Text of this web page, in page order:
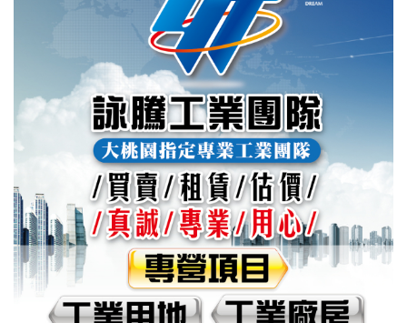
地上，容許使用項目和建蔽率/容積率受到更嚴格的控制和規範。住
宅區、商業區、工業區和公共設施等不同區域的規劃需要考慮到居
民的生活品質、交通流量、環境影響等諸多因素。因此，建築的高
度、密度和用途通常會根據區域的特性和城市的整體發展方向進行
調整和控制。都市計畫內外土地的使用項目和建蔽率/容積率的設定
旨在平衡城市發展的需求與土地資源的限制，並確保城市的可持續
性和居民的生活品質。本文將探討這些規定的具體細節，以及它們
對城市發展和居民生活的影響。